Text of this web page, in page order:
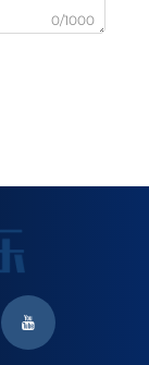
0/1000